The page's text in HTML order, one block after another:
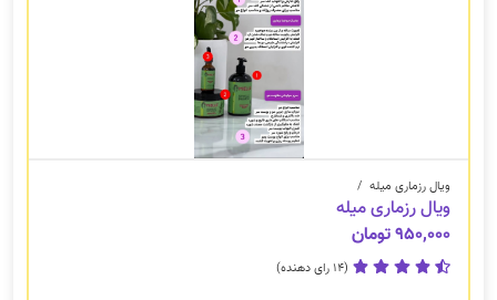
ویال رزماری میله /
ویال رزماری میله
۹۵۰,۰۰۰ تومان
(14 رای دهنده)